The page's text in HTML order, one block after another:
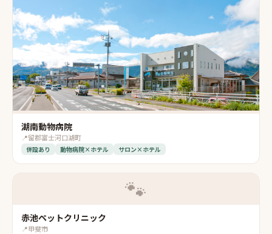
湖南動物病院
📍留郡富士河口湖町
併設あり 動物病院×ホテル サロン×ホテル
🐾
赤池ペットクリニック
📍甲斐市